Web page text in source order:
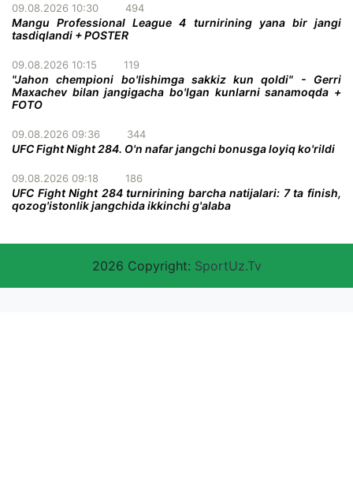
09.08.2026 10:30 494
Mangu Professional League 4 turnirining yana bir jangi
tasdiqlandi + POSTER
09.08.2026 10:15 119
"Jahon chempioni bo'lishimga sakkiz kun qoldi" - Gerri
Maxachev bilan jangigacha bo'lgan kunlarni sanamoqda +
FOTO
09.08.2026 09:36 344
UFC Fight Night 284. O'n nafar jangchi bonusga loyiq ko'rildi
09.08.2026 09:18 186
UFC Fight Night 284 turnirining barcha natijalari: 7 ta finish,
qozog'istonlik jangchida ikkinchi g'alaba
2026 Copyright: SportUz.Tv